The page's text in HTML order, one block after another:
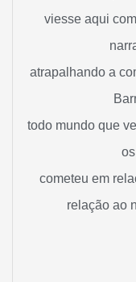
viesse aqui
atrapalhando a
todo mundo que
cometeu em
relação ao